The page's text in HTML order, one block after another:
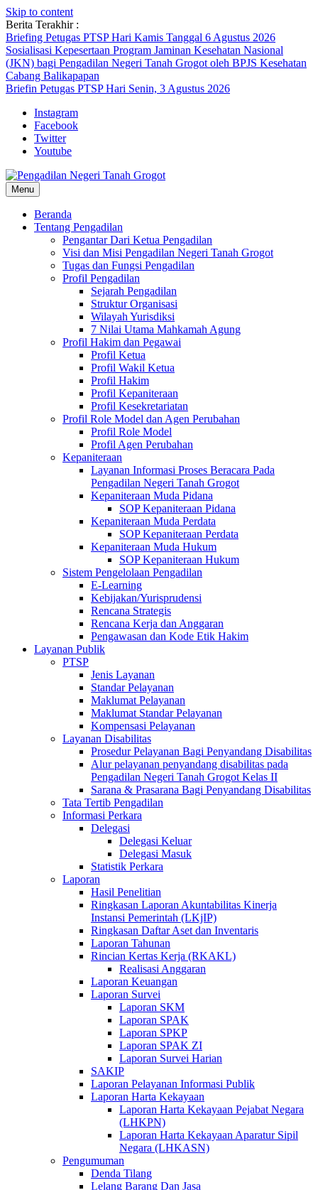
Skip to content
Berita Terakhir :
Briefing Petugas PTSP Hari Kamis Tanggal 6 Agustus 2026
Sosialisasi Kepesertaan Program Jaminan Kesehatan Nasional
(JKN) bagi Pengadilan Negeri Tanah Grogot oleh BPJS Kesehatan
Cabang Balikapapan
Briefin Petugas PTSP Hari Senin, 3 Agustus 2026
Instagram
Facebook
Twitter
Youtube
Menu
Beranda
Tentang Pengadilan
Pengantar Dari Ketua Pengadilan
Visi dan Misi Pengadilan Negeri Tanah Grogot
Tugas dan Fungsi Pengadilan
Profil Pengadilan
Sejarah Pengadilan
Struktur Organisasi
Wilayah Yurisdiksi
7 Nilai Utama Mahkamah Agung
Profil Hakim dan Pegawai
Profil Ketua
Profil Wakil Ketua
Profil Hakim
Profil Kepaniteraan
Profil Kesekretariatan
Profil Role Model dan Agen Perubahan
Profil Role Model
Profil Agen Perubahan
Kepaniteraan
Layanan Informasi Proses Beracara Pada
Pengadilan Negeri Tanah Grogot
Kepaniteraan Muda Pidana
SOP Kepaniteraan Pidana
Kepaniteraan Muda Perdata
SOP Kepaniteraan Perdata
Kepaniteraan Muda Hukum
SOP Kepaniteraan Hukum
Sistem Pengelolaan Pengadilan
E-Learning
Kebijakan/Yurisprudensi
Rencana Strategis
Rencana Kerja dan Anggaran
Pengawasan dan Kode Etik Hakim
Layanan Publik
PTSP
Jenis Layanan
Standar Pelayanan
Maklumat Pelayanan
Maklumat Standar Pelayanan
Kompensasi Pelayanan
Layanan Disabilitas
Prosedur Pelayanan Bagi Penyandang Disabilitas
Alur pelayanan penyandang disabilitas pada
Pengadilan Negeri Tanah Grogot Kelas II
Sarana & Prasarana Bagi Penyandang Disabilitas
Tata Tertib Pengadilan
Informasi Perkara
Delegasi
Delegasi Keluar
Delegasi Masuk
Statistik Perkara
Laporan
Hasil Penelitian
Ringkasan Laporan Akuntabilitas Kinerja
Instansi Pemerintah (LKjIP)
Ringkasan Daftar Aset dan Inventaris
Laporan Tahunan
Rincian Kertas Kerja (RKAKL)
Realisasi Anggaran
Laporan Keuangan
Laporan Survei
Laporan SKM
Laporan SPAK
Laporan SPKP
Laporan SPAK ZI
Laporan Survei Harian
SAKIP
Laporan Pelayanan Informasi Publik
Laporan Harta Kekayaan
Laporan Harta Kekayaan Pejabat Negara
(LHKPN)
Laporan Harta Kekayaan Aparatur Sipil
Negara (LHKASN)
Pengumuman
Denda Tilang
Lelang Barang Dan Jasa